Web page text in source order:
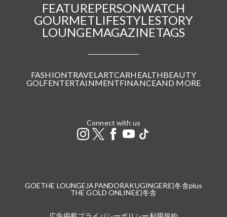
FEATUREPERSONWATCH
GOURMETLIFESTYLESTORY
LOUNGEMAGAZINETAGS
FASHIONTRAVELARTCARHEALTHBEAUTY
GOLFENTERTAINMENTFINANCEAND MORE
Connect with us
GOETHE LOUNGEJAPANDORAKUGINGER幻冬舎plus
THE GOLD ONLINE幻冬舎